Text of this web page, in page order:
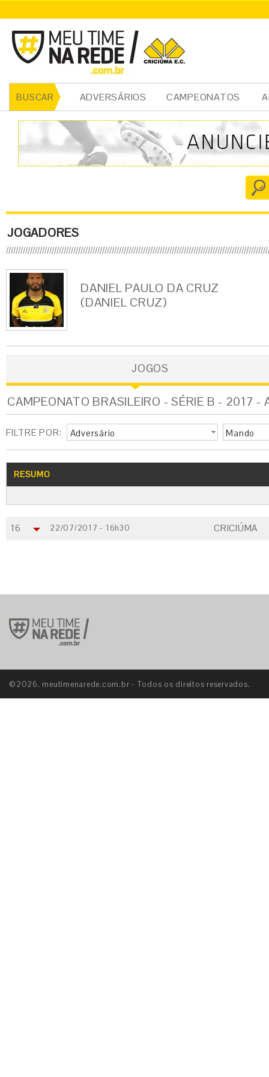
BUSCAR ADVERSÁRIOS CAMPEONATOS
JOGADORES
DANIEL PAULO DA CRUZ
(DANIEL CRUZ)
JOGOS
CAMPEONATO BRASILEIRO - SÉRIE B - 2017 -
FILTRE POR: Adversário Mando
RESUMO
16 22/07/2017 - 16h30 CRICIÚMA
©2026. meutimenarede.com.br - Todos os direitos reservados.